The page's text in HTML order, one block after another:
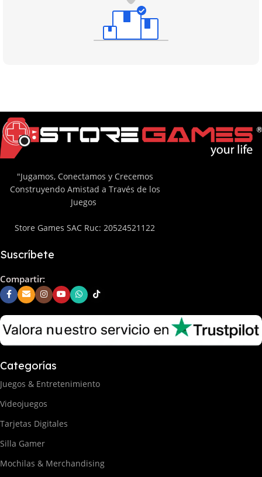
"Jugamos, Conectamos y Crecemos
Construyendo Amistad a Través de los
Juegos
Store Games SAC Ruc: 20524521122
Suscríbete
Compartir:
Categorías
Juegos & Entretenimiento
Videojuegos
Tarjetas Digitales
Silla Gamer
Mochilas & Merchandising